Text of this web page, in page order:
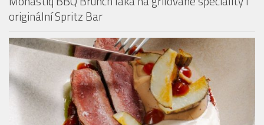
Hotel Mandarin Oriental na pražské Kampě:
Monastiq BBQ Brunch láká na grilované speciality i
originální Spritz Bar